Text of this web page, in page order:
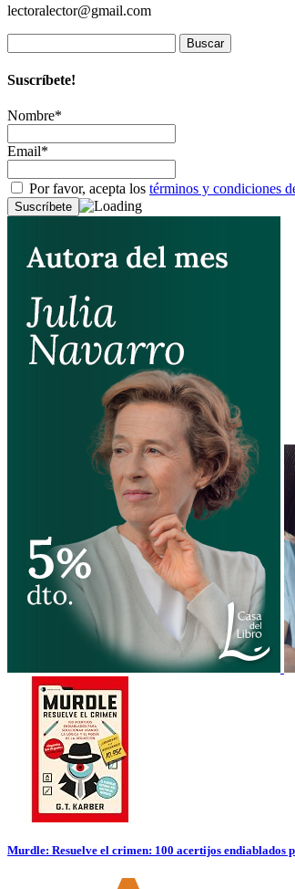
lectoralector@gmail.com
Suscríbete!
Nombre*
Email*
Por favor, acepta los términos y condiciones
Murdle: Resuelve el crimen: 100 acertijos endiablados